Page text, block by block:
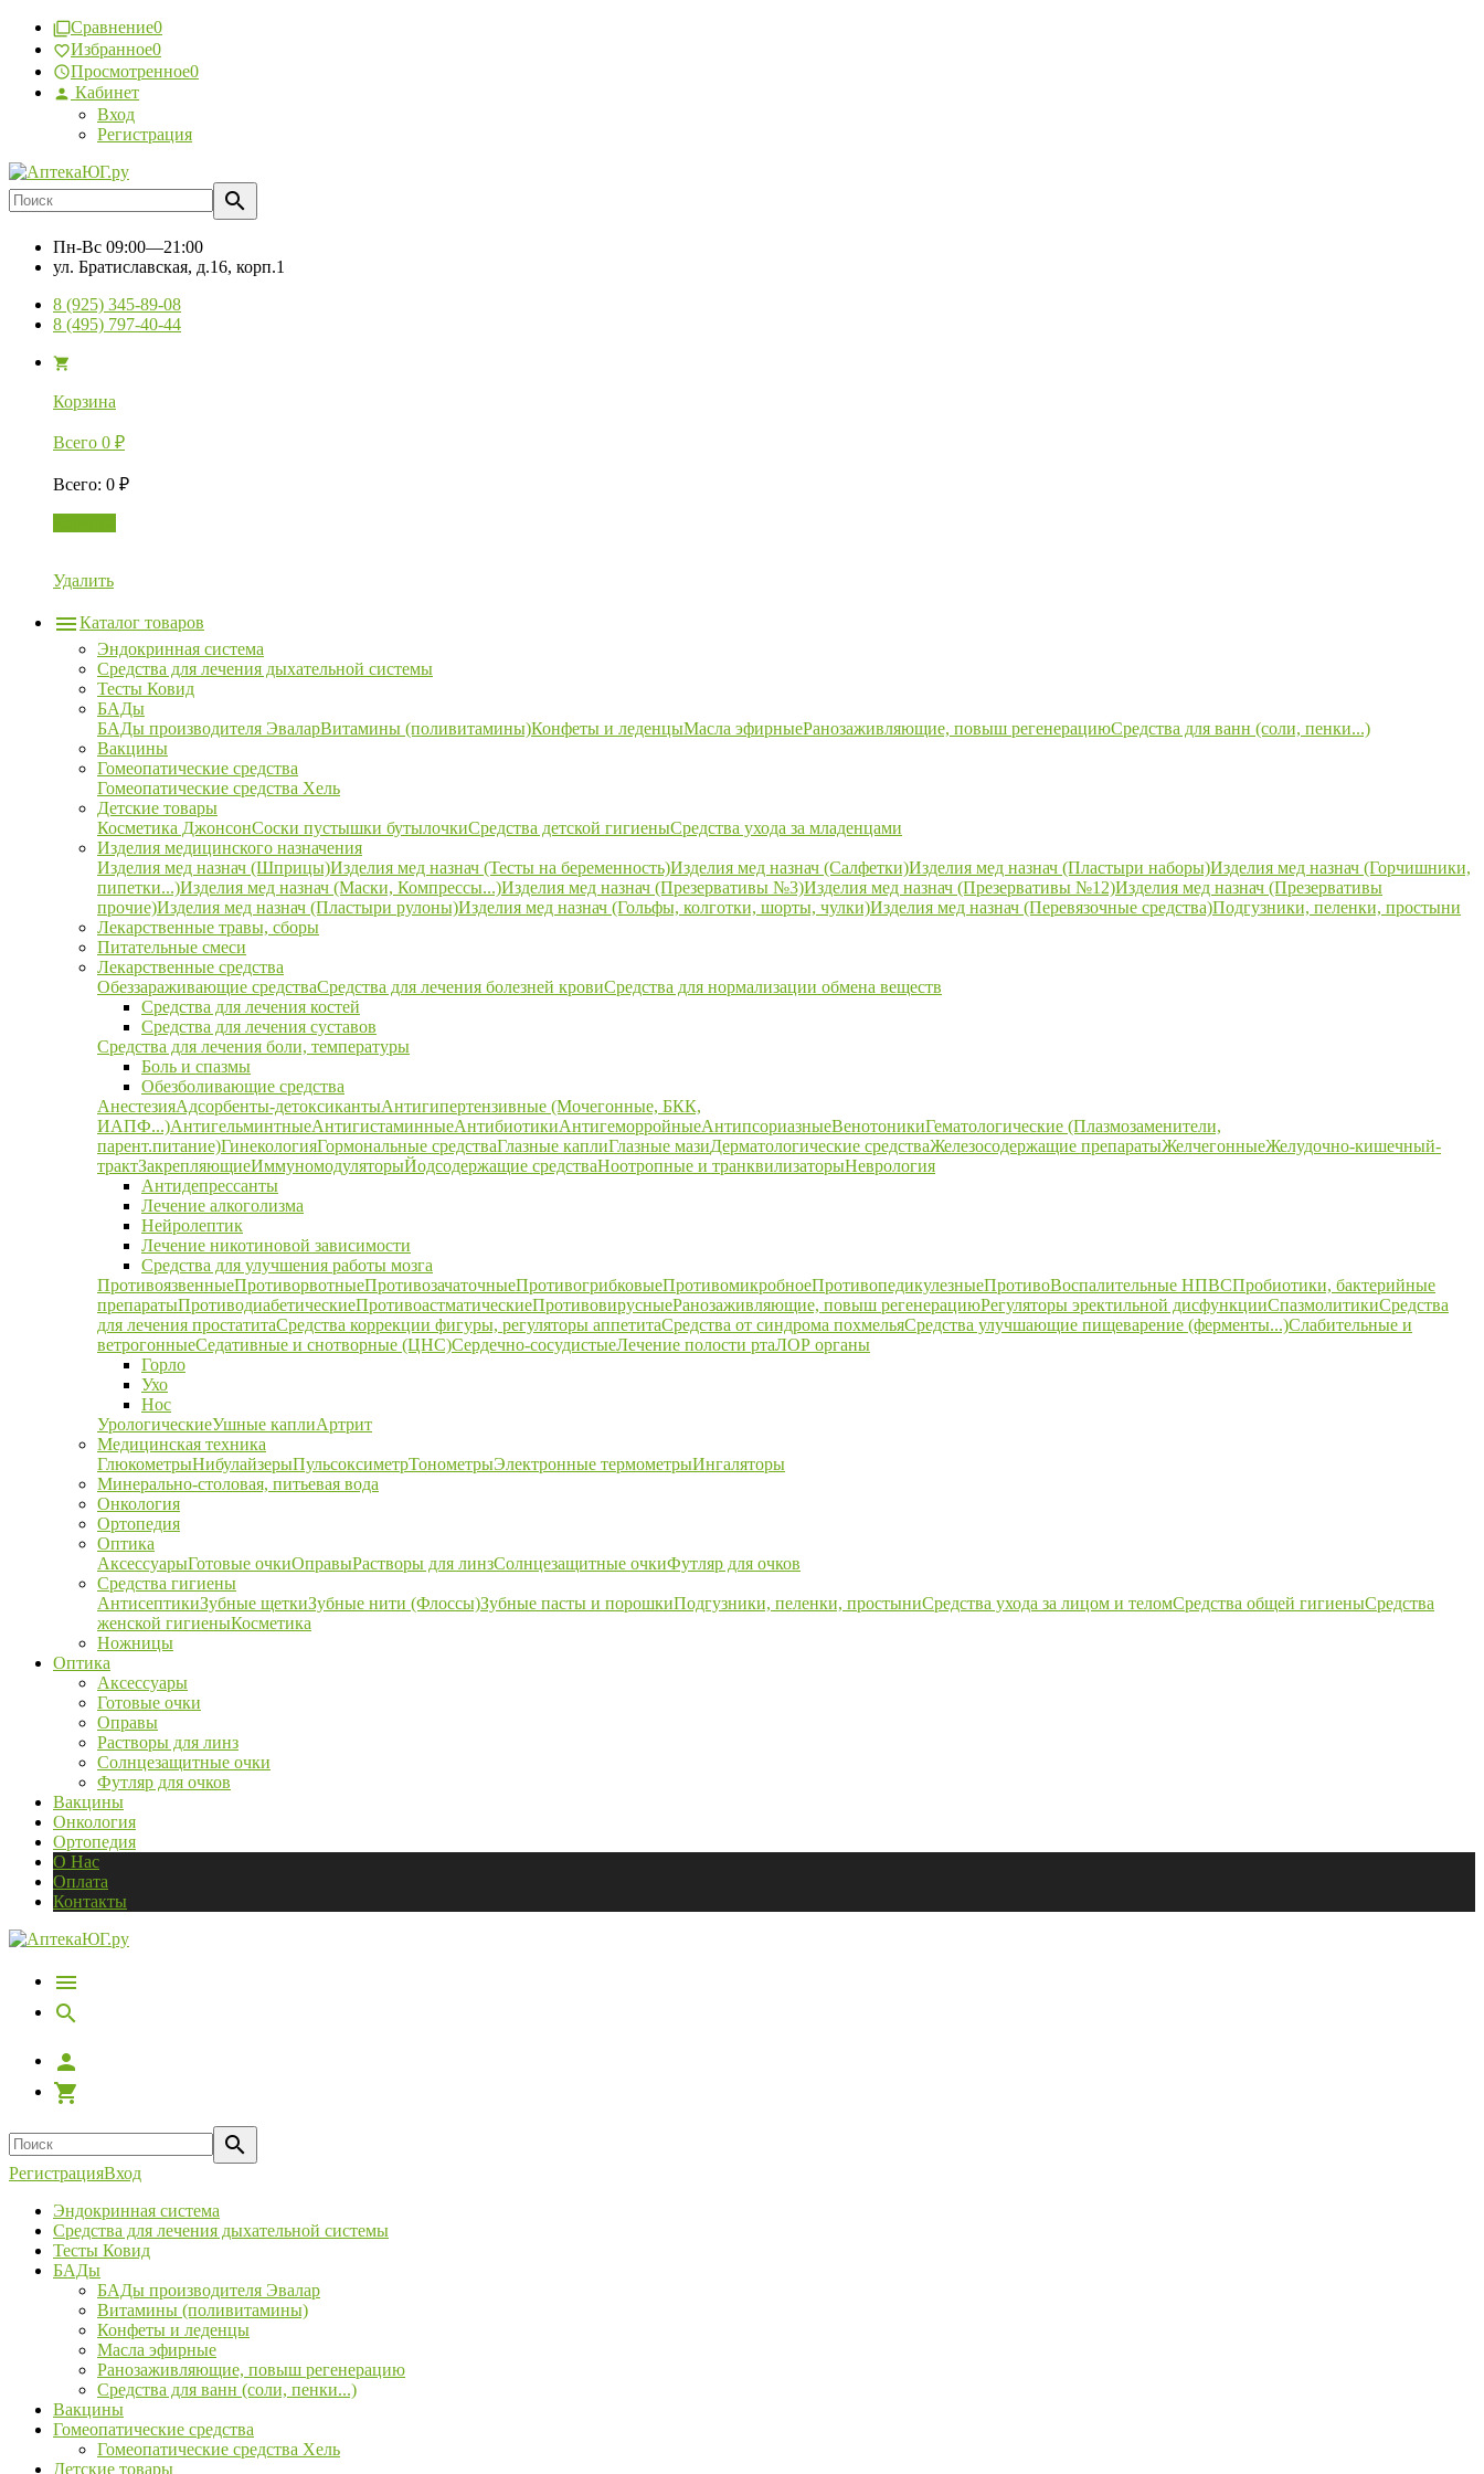
Сравнение0
Избранное0
Просмотренное0
Кабинет
Вход
Регистрация
Пн-Вс 09:00—21:00
ул. Братиславская, д.16, корп.1
8 (925) 345-89-08
8 (495) 797-40-44
Корзина
Всего 0 ₽
Всего: 0 ₽
Удалить
Каталог товаров
Эндокринная система
Средства для лечения дыхательной системы
Тесты Ковид
БАДы
БАДы производителя ЭваларВитамины (поливитамины)Конфеты и леденцыМасла эфирныеРанозаживляющие, повыш регенерациюСредства для ванн (соли, пенки...)
Вакцины
Гомеопатические средства
Гомеопатические средства Хель
Детские товары
Косметика ДжонсонСоски пустышки бутылочкиСредства детской гигиеныСредства ухода за младенцами
Изделия медицинского назначения
Изделия мед назнач (Шприцы)Изделия мед назнач (Тесты на беременность)Изделия мед назнач (Салфетки)Изделия мед назнач (Пластыри наборы)Изделия мед назнач (Горчишники,
пипетки...)Изделия мед назнач (Маски, Компрессы...)Изделия мед назнач (Презервативы №3)Изделия мед назнач (Презервативы №12)Изделия мед назнач (Презервативы
прочие)Изделия мед назнач (Пластыри рулоны)Изделия мед назнач (Гольфы, колготки, шорты, чулки)Изделия мед назнач (Перевязочные средства)Подгузники, пеленки, простыни
Лекарственные травы, сборы
Питательные смеси
Лекарственные средства
Обеззараживающие средстваСредства для лечения болезней кровиСредства для нормализации обмена веществ
Средства для лечения костей
Средства для лечения суставов
Средства для лечения боли, температуры
Боль и спазмы
Обезболивающие средства
АнестезияАдсорбенты-детоксикантыАнтигипертензивные (Мочегонные, БКК,
ИАПФ...)АнтигельминтныеАнтигистаминныеАнтибиотикиАнтигеморройныеАнтипсориазныеВенотоникиГематологические (Плазмозаменители,
парент.питание)ГинекологияГормональные средстваГлазные каплиГлазные мазиДерматологические средстваЖелезосодержащие препаратыЖелчегонныеЖелудочно-кишечный-
трактЗакрепляющиеИммуномодуляторыЙодсодержащие средстваНоотропные и транквилизаторыНеврология
Антидепрессанты
Лечение алкоголизма
Нейролептик
Лечение никотиновой зависимости
Средства для улучшения работы мозга
ПротивоязвенныеПротиворвотныеПротивозачаточныеПротивогрибковыеПротивомикробноеПротивопедикулезныеПротивоВоспалительные НПВСПробиотики, бактерийные
препаратыПротиводиабетическиеПротивоастматическиеПротивовирусныеРанозаживляющие, повыш регенерациюРегуляторы эректильной дисфункцииСпазмолитикиСредства
для лечения простатитаСредства коррекции фигуры, регуляторы аппетитаСредства от синдрома похмельяСредства улучшающие пищеварение (ферменты...)Слабительные и
ветрогонныеСедативные и снотворные (ЦНС)Сердечно-сосудистыеЛечение полости ртаЛОР органы
Горло
Ухо
Нос
УрологическиеУшные каплиАртрит
Медицинская техника
ГлюкометрыНибулайзерыПульсоксиметрТонометрыЭлектронные термометрыИнгаляторы
Минерально-столовая, питьевая вода
Онкология
Ортопедия
Оптика
АксессуарыГотовые очкиОправыРастворы для линзСолнцезащитные очкиФутляр для очков
Средства гигиены
АнтисептикиЗубные щеткиЗубные нити (Флоссы)Зубные пасты и порошкиПодгузники, пеленки, простыниСредства ухода за лицом и теломСредства общей гигиеныСредства
женской гигиеныКосметика
Ножницы
Оптика
Аксессуары
Готовые очки
Оправы
Растворы для линз
Солнцезащитные очки
Футляр для очков
Вакцины
Онкология
Ортопедия
О Нас
Оплата
Контакты
РегистрацияВход
Эндокринная система
Средства для лечения дыхательной системы
Тесты Ковид
БАДы
БАДы производителя Эвалар
Витамины (поливитамины)
Конфеты и леденцы
Масла эфирные
Ранозаживляющие, повыш регенерацию
Средства для ванн (соли, пенки...)
Вакцины
Гомеопатические средства
Гомеопатические средства Хель
Детские товары